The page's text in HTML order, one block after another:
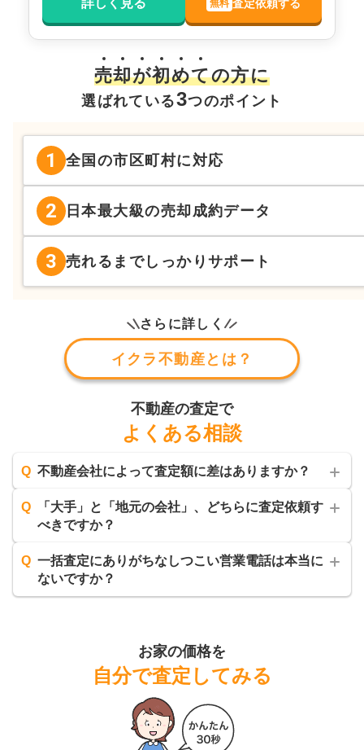
詳しく見る 無料 査定依頼する
売却が初めての方に
選ばれている3つのポイント
1 全国の市区町村に対応
2 日本最大級の売却成約データ
3 売れるまでしっかりサポート
さらに詳しく
イクラ不動産とは？
不動産の査定で
よくある相談
Q 不動産会社によって査定額に差はありますか？
Q
「大手」と「地元の会社」、どちらに査定依頼す
べきですか？
Q 一括査定にありがちなしつこい営業電話は本当に
ないですか？
お家の価格を
自分で査定してみる